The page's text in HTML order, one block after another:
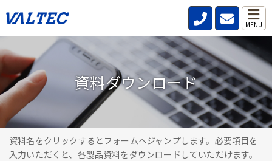
MENU
資料ダウンロード
資料名をクリックするとフォームへジャンプします。必要項目を
入力いただくと、各製品資料をダウンロードしていただけます。